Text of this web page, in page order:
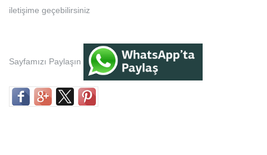
iletişime geçebilirsiniz
Sayfamızı Paylaşın